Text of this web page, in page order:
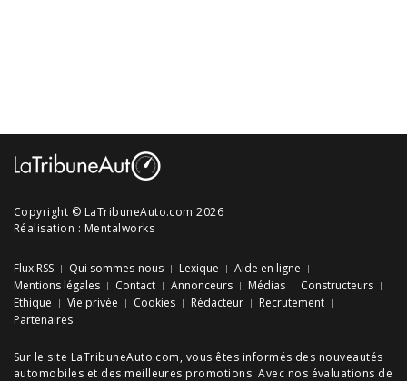
Copyright © LaTribuneAuto.com 2026
Réalisation : Mentalworks
Flux RSS Qui sommes-nous Lexique
Aide en ligne
Mentions légales
Contact Annonceurs Médias
Constructeurs
Ethique
Vie privée Cookies Rédacteur
Recrutement
Partenaires
Sur le site LaTribuneAuto.com, vous êtes informés des nouveautés
automobiles et des meilleures promotions. Avec nos évaluations de